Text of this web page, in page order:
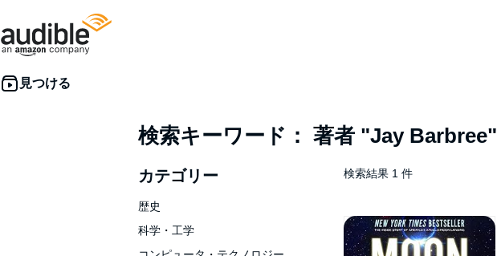
検索キーワード： 著者 "Jay Barbree"
カテゴリー
歴史
科学・工学
検索結果 1 件